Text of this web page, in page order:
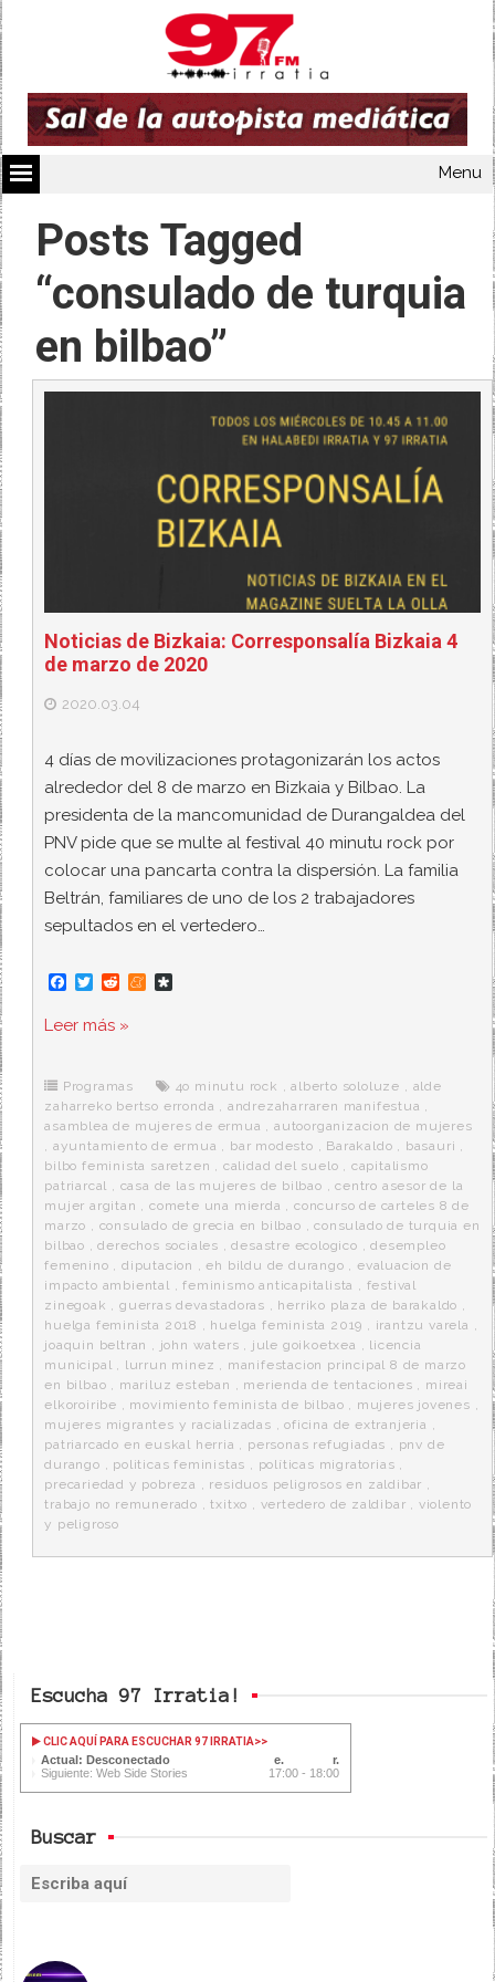
Menu
Posts Tagged
“consulado de turquia
en bilbao”
Noticias de Bizkaia: Corresponsalía Bizkaia 4
de marzo de 2020
2020.03.04
4 días de movilizaciones protagonizarán los actos
alrededor del 8 de marzo en Bizkaia y Bilbao. La
presidenta de la mancomunidad de Durangaldea del
PNV pide que se multe al festival 40 minutu rock por
colocar una pancarta contra la dispersión. La familia
Beltrán, familiares de uno de los 2 trabajadores
sepultados en el vertedero…
F
c
e
o
k
T
i
t
r
R
d
M
e
r
a
Leer más »
Programas 4o minutu rock ,alberto sololuze , alde
zaharreko bertso erronda , andrezaharraren manifestua ,
asamblea de mujeres de ermua ,autoorganizacion de mujeres
, ayuntamiento de ermua , bar modesto , Barakaldo , basauri ,
bilbo feminista saretzen , calidad del suelo , capitalismo
patriarcal , casa de las mujeres de bilbao ,centro asesor de la
mujer argitan ,comete una mierda ,concurso de carteles 8 de
marzo , consulado de grecia en bilbao ,consulado de turquia en
bilbao ,derechos sociales ,desastre ecologico ,desempleo
femenino ,diputacion ,eh bildu de durango ,evaluacion de
impacto ambiental ,feminismo anticapitalista , festival
zinegoak ,guerras devastadoras , herriko plaza de barakaldo ,
huelga feminista 2018 , huelga feminista 2019 , irantzu varela ,
joaquin beltran , john waters , jule goikoetxea , licencia
municipal , lurrun minez , manifestacion principal 8 de marzo
en bilbao , mariluz esteban , merienda de tentaciones , mireai
elkoroiribe , movimiento feminista de bilbao , mujeres jovenes ,
mujeres migrantes y racializadas ,oficina de extranjeria ,
patriarcado en euskal herria , personas refugiadas , pnv de
durango , politicas feministas , políticas migratorias ,
precariedad y pobreza , residuos peligrosos en zaldibar ,
trabajo no remunerado ,txitxo , vertedero de zaldibar , violento
y peligroso
Escucha 97 Irratia!
CLIC AQUÍ PARA ESCUCHAR 97 IRRATIA>>
Actual: Desconectado
Siguiente: Web Side Stories
17:00 - 18:00
Buscar